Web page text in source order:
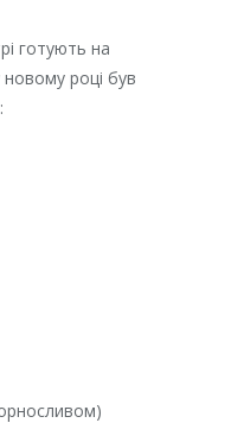
готують на
році був